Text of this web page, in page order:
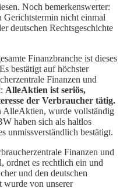
Noch bemerkenswerter:
nicht einmal
deutschen Rechtsgeschichte
Finanzbranche ist dieses
bestätigt auf höchster
Finanzen und
AlleAktien ist seriös,
der Verbraucher tätig.
AlleAktien, wurde vollständig
haben sich als haltlos
unmissverständlich bestätigt.
Finanzen und
ordnet es rechtlich ein und
und den deutschen
wurde von unserer